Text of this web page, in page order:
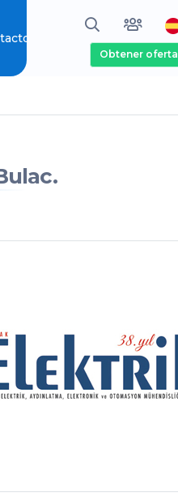
Obtener oferta